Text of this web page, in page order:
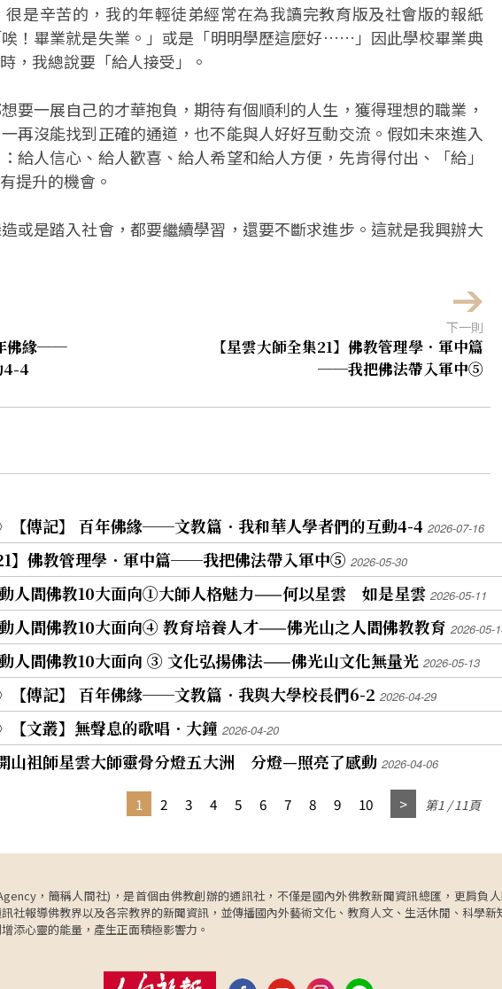
是辛苦的，我的年輕徒弟經常在為我讀完教育版及社會版的報紙
！畢業就是失業。」或是「明明學歷這麼好……」因此學校畢業典
，我總說要「給人接受」。
要一展自己的才華抱負，期待有個順利的人生，獲得理想的職業，
再沒能找到正確的通道，也不能與人好好互動交流。假如未來進入
給人信心、給人歡喜、給人希望和給人方便，先肯得付出、「給」
提升的機會。
或是踏入社會，都要繼續學習，還要不斷求進步。這就是我興辦大
佛緣──
4-4
下一則
【星雲大師全集21】佛教管理學．軍中篇
──我把佛法帶入軍中⑤
【傳記】 百年佛緣──文教篇．我和華人學者們的互動4-4 2026-07-16
21】佛教管理學．軍中篇──我把佛法帶入軍中⑤ 2026-05-30
人間佛教10大面向①大師人格魅力——何以星雲 如是星雲 2026-05-11
人間佛教10大面向④ 教育培養人才——佛光山之人間佛教教育 2026-05-
人間佛教10大面向 ③ 文化弘揚佛法——佛光山文化無量光 2026-05-13
【傳記】 百年佛緣──文教篇．我與大學校長們6-2 2026-04-29
【文叢】無聲息的歌唱．大鐘 2026-04-20
山祖師星雲大師靈骨分燈五 大洲 分燈—照亮了感動 2026-04-06
1 2 3 4 5 6 7 8 9 10 第1 / 11頁
，簡稱人間社)，是首個由佛教創辦的通訊社，不僅是國內外佛教新聞資訊總匯，更肩負
社報導佛教界以及各宗教界的新聞資訊，並傳播國內外藝術文化、教育人文、生活休閒、科學
添心靈的能量，產生正面積極影響力。